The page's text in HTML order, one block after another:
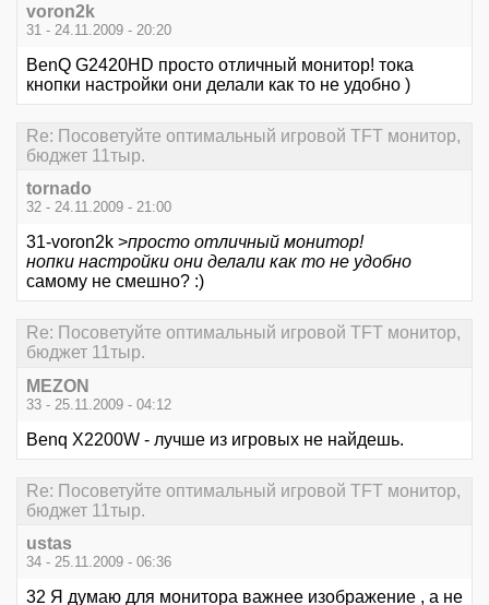
voron2k
31 - 24.11.2009 - 20:20
BenQ G2420HD просто отличный монитор! тока
кнопки настройки они делали как то не удобно )
Re: Посоветуйте оптимальный игровой TFT монитор,
бюджет 11тыр.
tornado
32 - 24.11.2009 - 21:00
31-voron2k >просто отличный монитор!
нопки настройки они делали как то не удобно
самому не смешно? :)
Re: Посоветуйте оптимальный игровой TFT монитор,
бюджет 11тыр.
MEZON
33 - 25.11.2009 - 04:12
Benq X2200W - лучше из игровых не найдешь.
Re: Посоветуйте оптимальный игровой TFT монитор,
бюджет 11тыр.
ustas
34 - 25.11.2009 - 06:36
32 Я думаю для монитора важнее изображение , а не